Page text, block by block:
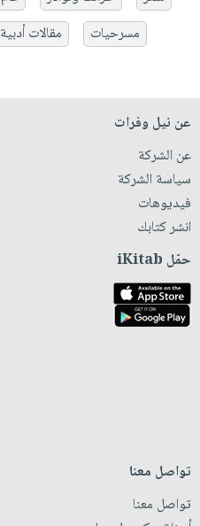
مسرحيات
مقالات أدبية
عن نيل وفرات
عن الشركة
سياسة الشركة
فيديوهات
انشر كتابك
حمّل iKitab
تواصل معنا
تواصل معنا